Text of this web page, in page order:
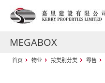
MEGABOX
首页 物业 按类别分类 零售